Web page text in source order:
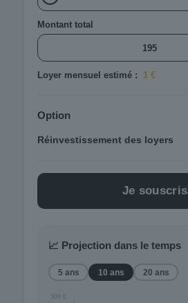
Montant total
Loyer mensuel estimé : 1 €
Option
Réinvestissement des loyers
Je souscris
📈 Projection dans le temps
5 ans 10 ans 20 ans